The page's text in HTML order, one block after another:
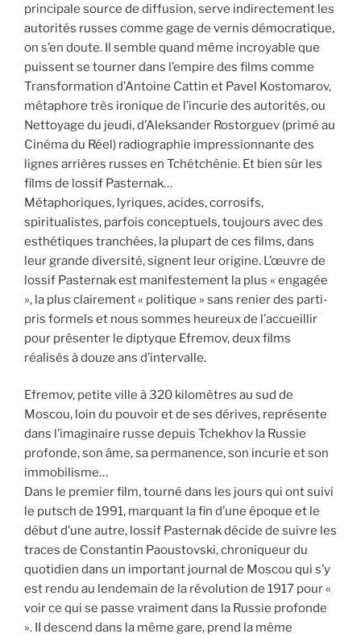
principale source de diffusion, serve indirectement les
autorités russes comme gage de vernis démocratique,
on s’en doute. Il semble quand même incroyable que
puissent se tourner dans l’empire des films comme
Transformation d’Antoine Cattin et Pavel Kostomarov,
métaphore très ironique de l’incurie des autorités, ou
Nettoyage du jeudi, d’Aleksander Rostorguev (primé au
Cinéma du Réel) radiographie impressionnante des
lignes arrières russes en Tchétchénie. Et bien sûr les
films de lossif Pasternak…
Métaphoriques, lyriques, acides, corrosifs,
spiritualistes, parfois conceptuels, toujours avec des
esthétiques tranchées, la plupart de ces films, dans
leur grande diversité, signent leur origine. L’œuvre de
lossif Pasternak est manifestement la plus « engagée
», la plus clairement « politique » sans renier des parti-
pris formels et nous sommes heureux de l’accueillir
pour présenter le diptyque Efremov, deux films
réalisés à douze ans d’intervalle.
Efremov, petite ville à 320 kilomètres au sud de
Moscou, loin du pouvoir et de ses dérives, représente
dans l’imaginaire russe depuis Tchekhov la Russie
profonde, son âme, sa permanence, son incurie et son
immobilisme…
Dans le premier film, tourné dans les jours qui ont suivi
le putsch de 1991, marquant la fin d’une époque et le
début d’une autre, lossif Pasternak décide de suivre les
traces de Constantin Paoustovski, chroniqueur du
quotidien dans un important journal de Moscou qui s’y
est rendu au lendemain de la révolution de 1917 pour «
voir ce qui se passe vraiment dans la Russie profonde
». II descend dans la même gare, prend la même